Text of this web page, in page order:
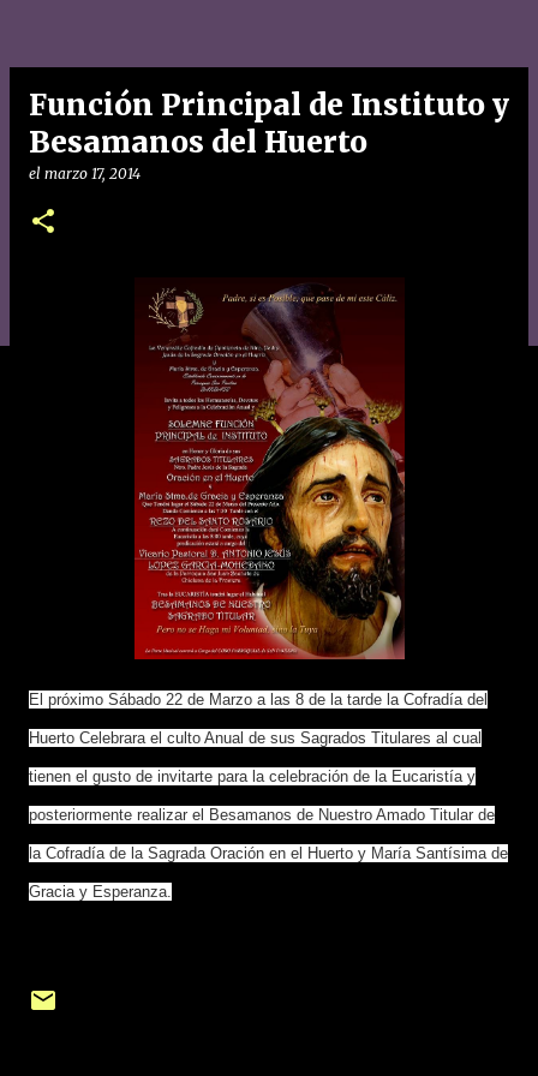
Función Principal de Instituto y
Besamanos del Huerto
el marzo 17, 2014
El próximo Sábado 22 de Marzo a las 8 de la tarde la Cofradía del
Huerto Celebrara el culto Anual de sus Sagrados Titulares al cual
tienen el gusto de invitarte para la celebración de la Eucaristía y
posteriormente realizar el Besamanos de Nuestro Amado Titular de
la Cofradía de la Sagrada Oración en el Huerto y María Santísima de
Gracia y Esperanza.